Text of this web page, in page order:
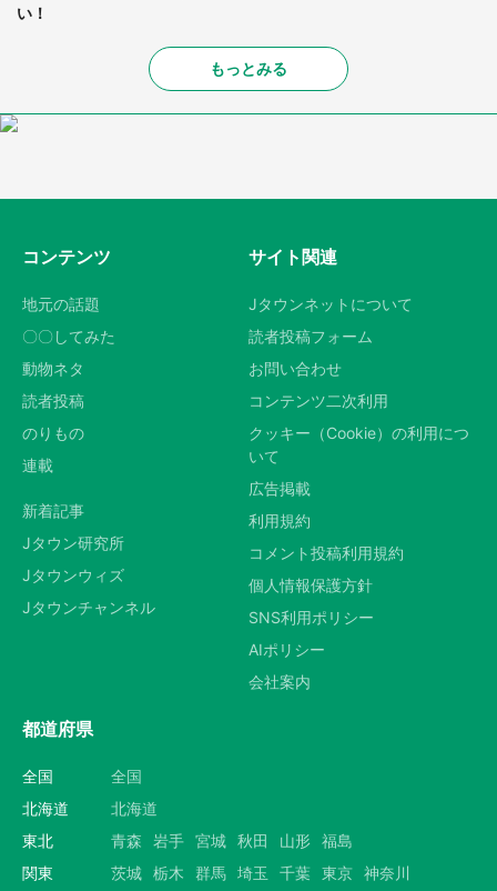
い！
もっとみる
コンテンツ
地元の話題
〇〇してみた
動物ネタ
読者投稿
のりもの
連載
新着記事
Jタウン研究所
Jタウンウィズ
Jタウンチャンネル
サイト関連
Jタウンネットについて
読者投稿フォーム
お問い合わせ
コンテンツ二次利用
クッキー（Cookie）の利用につ
いて
広告掲載
利用規約
コメント投稿利用規約
個人情報保護方針
SNS利用ポリシー
AIポリシー
会社案内
都道府県
全国
全国
北海道
北海道
東北
青森 岩手 宮城 秋田 山形 福島
関東
茨城 栃木 群馬 埼玉 千葉 東京 神奈川